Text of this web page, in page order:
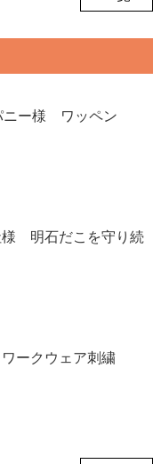
ニー様 ワッペン
様 明石だこを守り続
ークウェア刺繍